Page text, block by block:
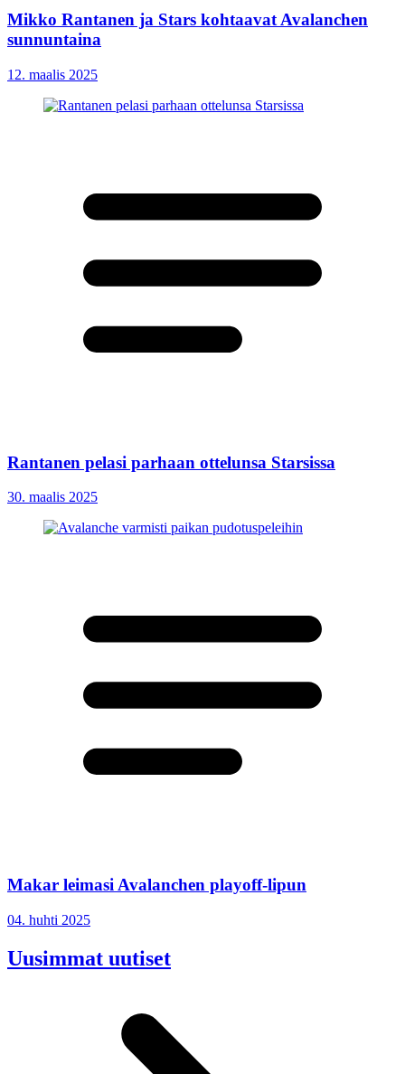
Mikko Rantanen ja Stars kohtaavat Avalanchen
sunnuntaina
12. maalis 2025
Rantanen pelasi parhaan ottelunsa Starsissa
30. maalis 2025
Makar leimasi Avalanchen playoff-lipun
04. huhti 2025
Uusimmat uutiset